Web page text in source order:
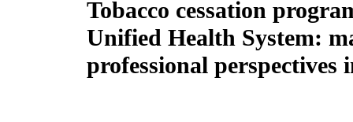
Tobacco cessation
Unified Health System:
professional